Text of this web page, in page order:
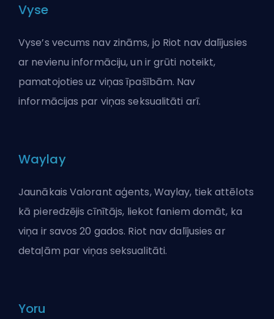
Vyse
Vyse’s vecums nav zināms, jo Riot nav dalījusies
ar nevienu informāciju, un ir grūti noteikt,
pamatojoties uz viņas īpašībām. Nav
informācijas par viņas seksualitāti arī.
Waylay
Jaunākais Valorant aģents, Waylay, tiek attēlots
kā pieredzējis cīnītājs, liekot faniem domāt, ka
viņa ir savos 20 gados. Riot nav dalījusies ar
detaļām par viņas seksualitāti.
Yoru